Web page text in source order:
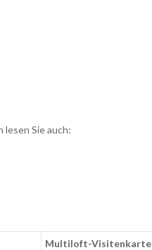
lesen Sie auch:
Multiloft-Visitenkarte